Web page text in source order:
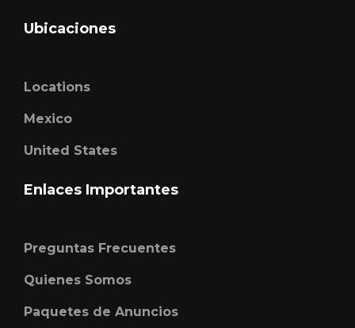
Ubicaciones
Locations
Mexico
United States
Enlaces Importantes
Preguntas Frecuentes
Quienes Somos
Paquetes de Anuncios